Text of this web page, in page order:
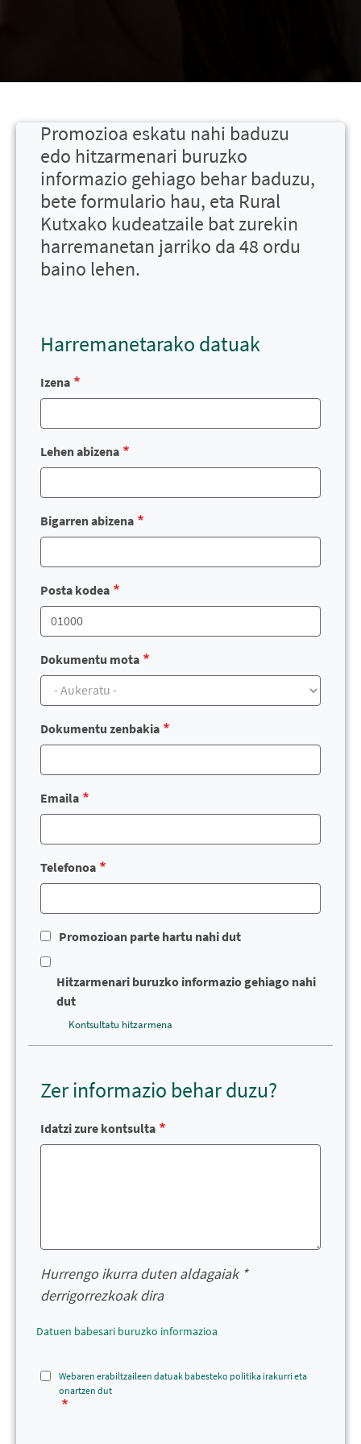
Promozioa eskatu nahi baduzu
edo hitzarmenari buruzko
informazio gehiago behar baduzu,
bete formulario hau, eta Rural
Kutxako kudeatzaile bat zurekin
harremanetan jarriko da 48 ordu
baino lehen.
Harremanetarako datuak
Izena
Lehen abizena
Bigarren abizena
Posta kodea
Dokumentu mota
Dokumentu zenbakia
Emaila
Telefonoa
Promozioan parte hartu nahi dut
Hitzarmenari buruzko informazio gehiago nahi
dut
Kontsultatu hitzarmena
Zer informazio behar duzu?
Idatzi zure kontsulta
Hurrengo ikurra duten aldagaiak *
derrigorrezkoak dira
Datuen babesari buruzko informazioa
Webaren erabiltzaileen datuak babesteko politika irakurri eta
onartzen dut